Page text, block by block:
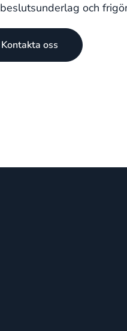
beslutsunderlag och
Kontakta oss